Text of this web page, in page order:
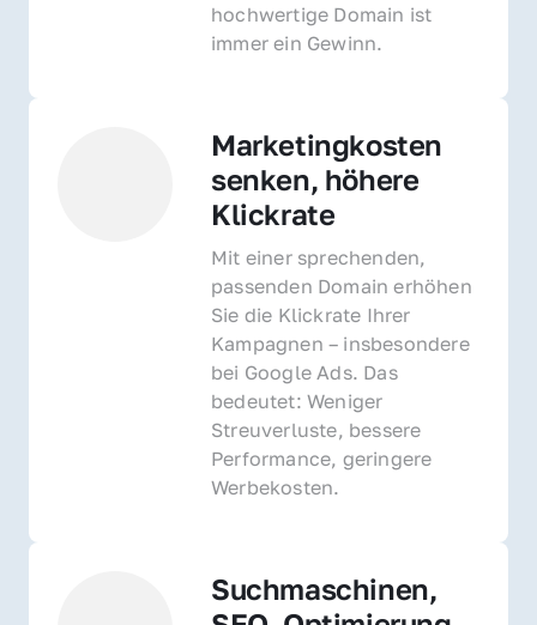
hochwertige Domain ist
immer ein Gewinn.
Marketingkosten
senken, höhere
Klickrate
Mit einer sprechenden,
passenden Domain erhöhen
Sie die Klickrate Ihrer
Kampagnen – insbesondere
bei Google Ads. Das
bedeutet: Weniger
Streuverluste, bessere
Performance, geringere
Werbekosten.
Suchmaschinen,